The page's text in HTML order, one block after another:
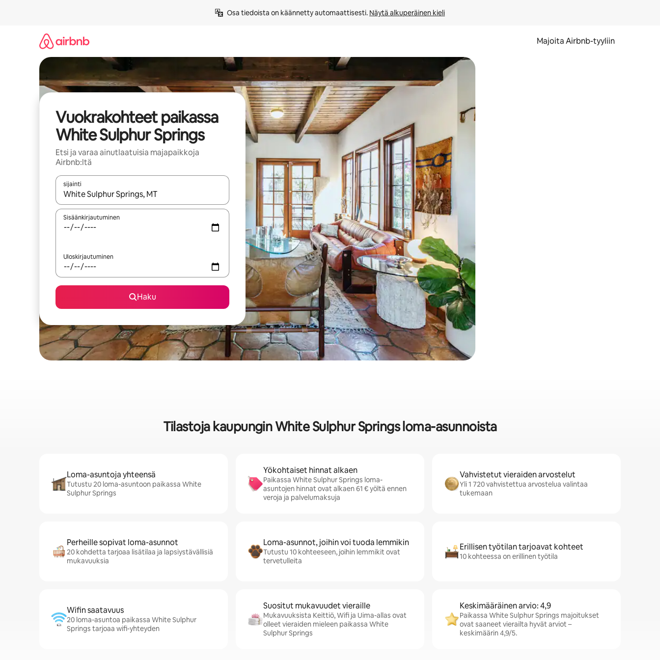
Osa tiedoista on käännetty automaattisesti. Näytä alkuperäinen kieli
Majoita Airbnb-tyyliin
Vuokrakohteet paikassa
White Sulphur Springs
Etsi ja varaa ainutlaatuisia majapaikkoja
Airbnb:ltä
sijainti
Kun tulokset ovat saatavilla, navigoi ylös- ja alas-nuolinäppäimillä tai tutustu koskettamalla tai pyyhkäisemällä.
Sisäänkirjautuminen
Uloskirjautuminen
Haku
Tilastoja kaupungin White Sulphur Springs loma-asunnoista
Loma-asuntoja yhteensä
Tutustu 20 loma-asuntoon paikassa White
Sulphur Springs
Yökohtaiset hinnat alkaen
Paikassa White Sulphur Springs loma-
asuntojen hinnat ovat alkaen 61 € yöltä ennen
veroja ja palvelumaksuja
Vahvistetut vieraiden arvostelut
Yli 1 720 vahvistettua arvostelua valintaa
tukemaan
Perheille sopivat loma-asunnot
20 kohdetta tarjoaa lisätilaa ja lapsiystävällisiä
mukavuuksia
Loma-asunnot, joihin voi tuoda lemmikin
Tutustu 10 kohteeseen, joihin lemmikit ovat
tervetulleita
Erillisen työtilan tarjoavat kohteet
10 kohteessa on erillinen työtila
Wifin saatavuus
20 loma-asuntoa paikassa White Sulphur
Springs tarjoaa wifi-yhteyden
Suositut mukavuudet vieraille
Mukavuuksista Keittiö, Wifi ja Uima-allas ovat
olleet vieraiden mieleen paikassa White
Sulphur Springs
Keskimääräinen arvio: 4,9
Paikassa White Sulphur Springs majoitukset
ovat saaneet vierailta hyvät arviot –
keskimäärin 4,9/5.